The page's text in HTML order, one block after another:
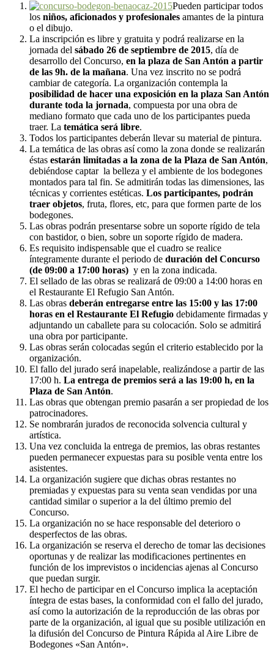
Pueden participar todos
los niños, aficionados y profesionales amantes de la pintura
o el dibujo.
La inscripción es libre y gratuita y podrá realizarse en la
jornada del sábado 26 de septiembre de 2015, día de
desarrollo del Concurso, en la plaza de San Antón a partir
de las 9h. de la mañana. Una vez inscrito no se podrá
cambiar de categoría. La organización contempla la
posibilidad de hacer una exposición en la plaza San Antón
durante toda la jornada, compuesta por una obra de
mediano formato que cada uno de los participantes pueda
traer. La temática será libre.
Todos los participantes deberán llevar su material de pintura.
La temática de las obras así como la zona donde se realizarán
éstas estarán limitadas a la zona de la Plaza de San Antón,
debiéndose captar la belleza y el ambiente de los bodegones
montados para tal fin. Se admitirán todas las dimensiones, las
técnicas y corrientes estéticas. Los participantes, podrán
traer objetos, fruta, flores, etc, para que formen parte de los
bodegones.
Las obras podrán presentarse sobre un soporte rígido de tela
con bastidor, o bien, sobre un soporte rígido de madera.
Es requisito indispensable que el cuadro se realice
íntegramente durante el periodo de duración del Concurso
(de 09:00 a 17:00 horas) y en la zona indicada.
El sellado de las obras se realizará de 09:00 a 14:00 horas en
el Restaurante El Refugio San Antón.
Las obras deberán entregarse entre las 15:00 y las 17:00
horas en el Restaurante El Refugio debidamente firmadas y
adjuntando un caballete para su colocación. Solo se admitirá
una obra por participante.
Las obras serán colocadas según el criterio establecido por la
organización.
El fallo del jurado será inapelable, realizándose a partir de las
17:00 h. La entrega de premios será a las 19:00 h, en la
Plaza de San Antón.
Las obras que obtengan premio pasarán a ser propiedad de los
patrocinadores.
Se nombrarán jurados de reconocida solvencia cultural y
artística.
Una vez concluida la entrega de premios, las obras restantes
pueden permanecer expuestas para su posible venta entre los
asistentes.
La organización sugiere que dichas obras restantes no
premiadas y expuestas para su venta sean vendidas por una
cantidad similar o superior a la del último premio del
Concurso.
La organización no se hace responsable del deterioro o
desperfectos de las obras.
La organización se reserva el derecho de tomar las decisiones
oportunas y de realizar las modificaciones pertinentes en
función de los imprevistos o incidencias ajenas al Concurso
que puedan surgir.
El hecho de participar en el Concurso implica la aceptación
íntegra de estas bases, la conformidad con el fallo del jurado,
así como la autorización de la reproducción de las obras por
parte de la organización, al igual que su posible utilización en
la difusión del Concurso de Pintura Rápida al Aire Libre de
Bodegones «San Antón».